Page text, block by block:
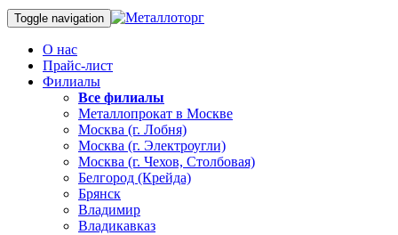
Toggle navigation
О нас
Прайс-лист
Филиалы
Все филиалы
Металлопрокат в Москве
Москва (г. Лобня)
Москва (г. Электроугли)
Москва (г. Чехов, Столбовая)
Белгород (Крейда)
Брянск
Владимир
Владикавказ